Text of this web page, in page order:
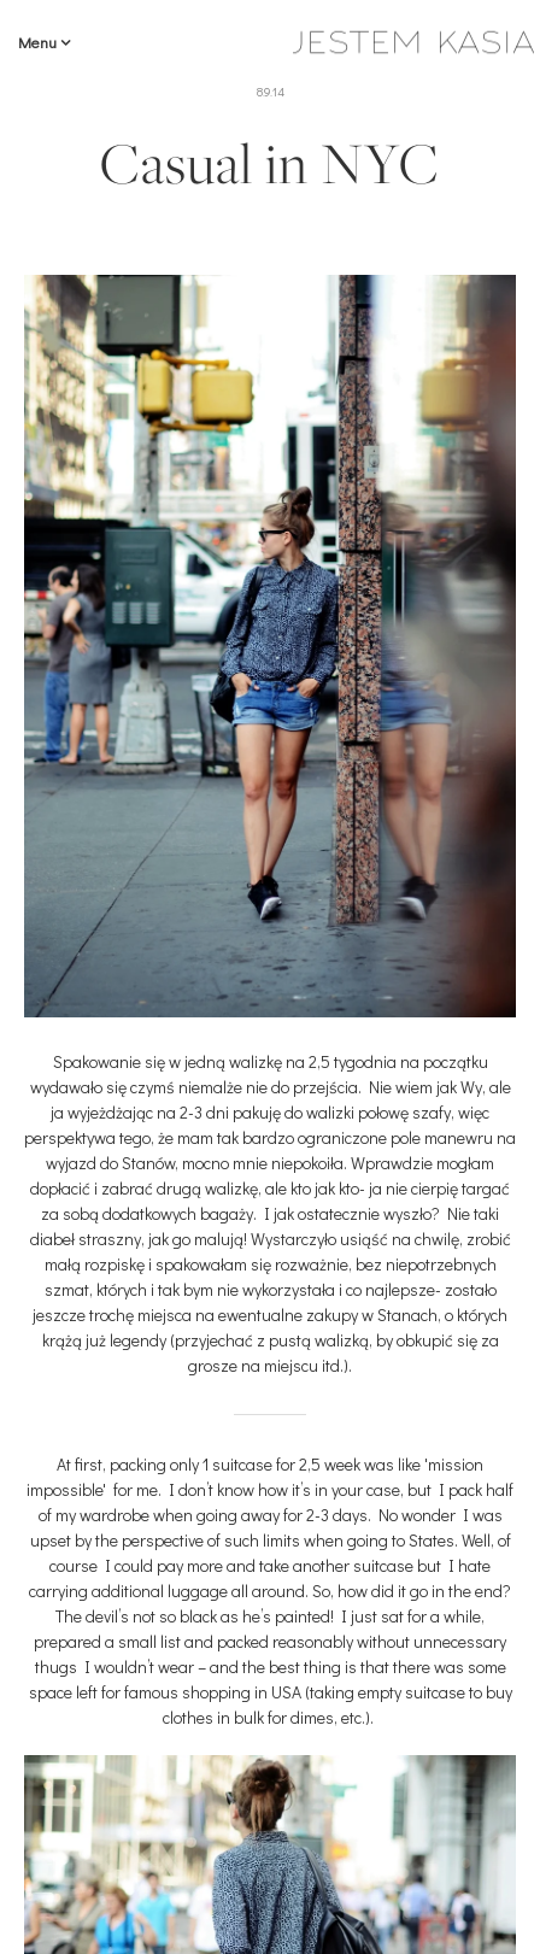
Menu
8.9.14
Casual in NYC
Spakowanie się w jedną walizkę na 2,5 tygodnia na początku
wydawało się czymś niemalże nie do przejścia. Nie wiem jak Wy, ale
ja wyjeżdżając na 2-3 dni pakuję do walizki połowę szafy, więc
perspektywa tego, że mam tak bardzo ograniczone pole manewru na
wyjazd do Stanów, mocno mnie niepokoiła. Wprawdzie mogłam
dopłacić i zabrać drugą walizkę, ale kto jak kto- ja nie cierpię targać
za sobą dodatkowych bagaży. I jak ostatecznie wyszło? Nie taki
diabeł straszny, jak go malują! Wystarczyło usiąść na chwilę, zrobić
małą rozpiskę i spakowałam się rozważnie, bez niepotrzebnych
szmat, których i tak bym nie wykorzystała i co najlepsze- zostało
jeszcze trochę miejsca na ewentualne zakupy w Stanach, o których
krążą już legendy (przyjechać z pustą walizką, by obkupić się za
grosze na miejscu itd.).
At first, packing only 1 suitcase for 2,5 week was like 'mission
impossible' for me. I don’t know how it’s in your case, but I pack half
of my wardrobe when going away for 2-3 days. No wonder I was
upset by the perspective of such limits when going to States. Well, of
course I could pay more and take another suitcase but I hate
carrying additional luggage all around. So, how did it go in the end?
The devil’s not so black as he’s painted! I just sat for a while,
prepared a small list and packed reasonably without unnecessary
thugs I wouldn’t wear – and the best thing is that there was some
space left for famous shopping in USA (taking empty suitcase to buy
clothes in bulk for dimes, etc.).